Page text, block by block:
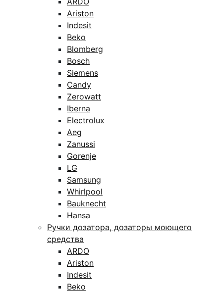
Ariston
Indesit
Beko
Blomberg
Bosch
Siemens
Candy
Zerowatt
Iberna
Electrolux
Aeg
Zanussi
Gorenje
LG
Samsung
Whirlpool
Bauknecht
Hansa
Ручки дозатора, дозаторы моющего
средства
ARDO
Ariston
Indesit
Beko